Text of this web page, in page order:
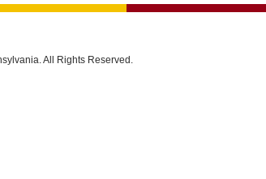
All Rights Reserved.